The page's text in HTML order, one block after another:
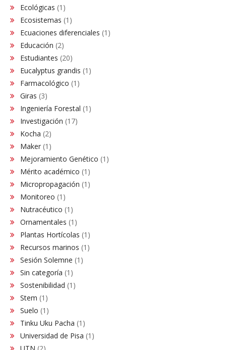
Ecológicas (1)
Ecosistemas (1)
Ecuaciones diferenciales (1)
Educación (2)
Estudiantes (20)
Eucalyptus grandis (1)
Farmacológico (1)
Giras (3)
Ingeniería Forestal (1)
Investigación (17)
Kocha (2)
Maker (1)
Mejoramiento Genético (1)
Mérito académico (1)
Micropropagación (1)
Monitoreo (1)
Nutracéutico (1)
Ornamentales (1)
Plantas Hortícolas (1)
Recursos marinos (1)
Sesión Solemne (1)
Sin categoría (1)
Sostenibilidad (1)
Stem (1)
Suelo (1)
Tinku Uku Pacha (1)
Universidad de Pisa (1)